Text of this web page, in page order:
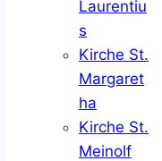
Laurentiu
s
Kirche St.
Margaret
ha
Kirche St.
Meinolf